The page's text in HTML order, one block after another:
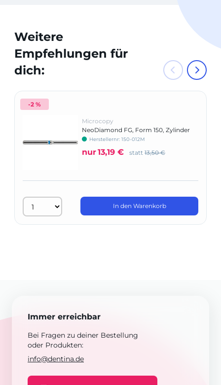
Weitere
Empfehlungen für
dich:
-2 %
Microcopy
NeoDiamond FG, Form 150, Zylinder
Stirnschneident
Herstellernr: 150-012M
nur13,19 € statt 13,50 €
In den Warenkorb
Immer erreichbar
Bei Fragen zu deiner Bestellung
oder Produkten:
info@dentina.de